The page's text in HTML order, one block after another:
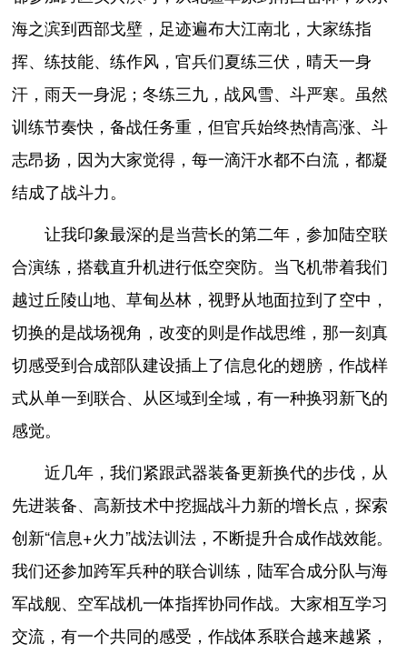
海之滨到西部戈壁，足迹遍布大江南北，大家练指
挥、练技能、练作风，官兵们夏练三伏，晴天一身
汗，雨天一身泥；冬练三九，战风雪、斗严寒。虽然
训练节奏快，备战任务重，但官兵始终热情高涨、斗
志昂扬，因为大家觉得，每一滴汗水都不白流，都凝
结成了战斗力。
让我印象最深的是当营长的第二年，参加陆空联
合演练，搭载直升机进行低空突防。当飞机带着我们
越过丘陵山地、草甸丛林，视野从地面拉到了空中，
切换的是战场视角，改变的则是作战思维，那一刻真
切感受到合成部队建设插上了信息化的翅膀，作战样
式从单一到联合、从区域到全域，有一种换羽新飞的
感觉。
近几年，我们紧跟武器装备更新换代的步伐，从
先进装备、高新技术中挖掘战斗力新的增长点，探索
创新“信息+火力”战法训法，不断提升合成作战效能。
我们还参加跨军兵种的联合训练，陆军合成分队与海
军战舰、空军战机一体指挥协同作战。大家相互学习
交流，有一个共同的感受，作战体系联合越来越紧，